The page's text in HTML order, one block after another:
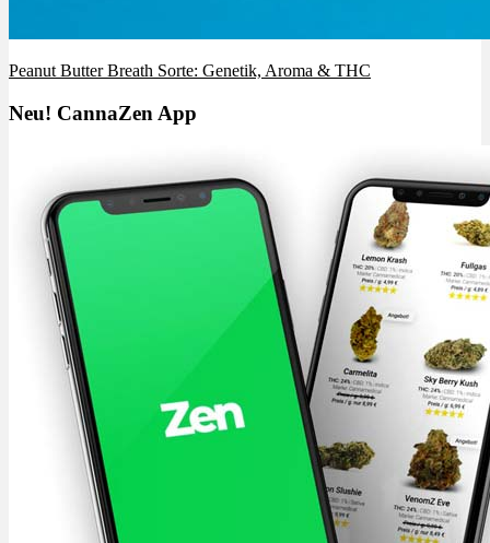
Peanut Butter Breath Sorte: Genetik, Aroma & THC
Neu! CannaZen App